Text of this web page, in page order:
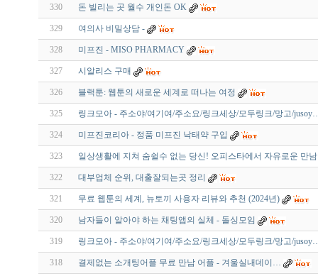
330 돈 빌리는 곳 월수 개인돈 OK
329 여의사 비밀상담 -
328 미프진 - MISO PHARMACY
327 시알리스 구매
326 블랙툰: 웹툰의 새로운 세계로 떠나는 여정
325 링크모아 - 주소야/여기여/주소요/링크세상/모두링크/망고/
324 미프진코리아 - 정품 미프진 낙태약 구입
323 일상생활에 지쳐 숨쉴수 없는 당신! 오피스타에서 자유로운 만
322 대부업체 순위, 대출잘되는곳 정리
321 무료 웹툰의 세계, 뉴토끼 사용자 리뷰와 추천 (2024년)
320 남자들이 알아야 하는 채팅앱의 실체 - 돌싱모임
319 링크모아 - 주소야/여기여/주소요/링크세상/모두링크/망고/
318 결제없는 소개팅어플 무료 만남 어플 - 겨­울­실­내­데­이…